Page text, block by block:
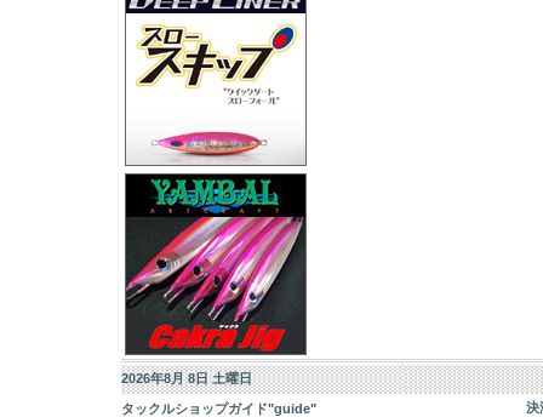
2026年8月 8日 土曜日
タックルショップガイド"guide" 決